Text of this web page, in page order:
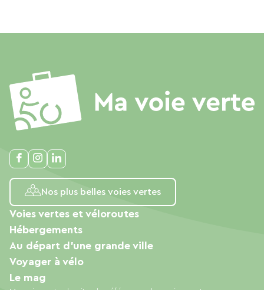
Nos plus belles voies vertes
Voies vertes et véloroutes
Hébergements
Au départ d'une grande ville
Voyager à vélo
Le mag